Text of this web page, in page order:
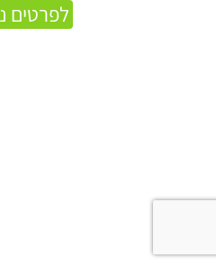
לפרטים